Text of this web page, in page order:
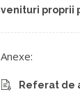
venituri proprii
Anexe:
Referat de